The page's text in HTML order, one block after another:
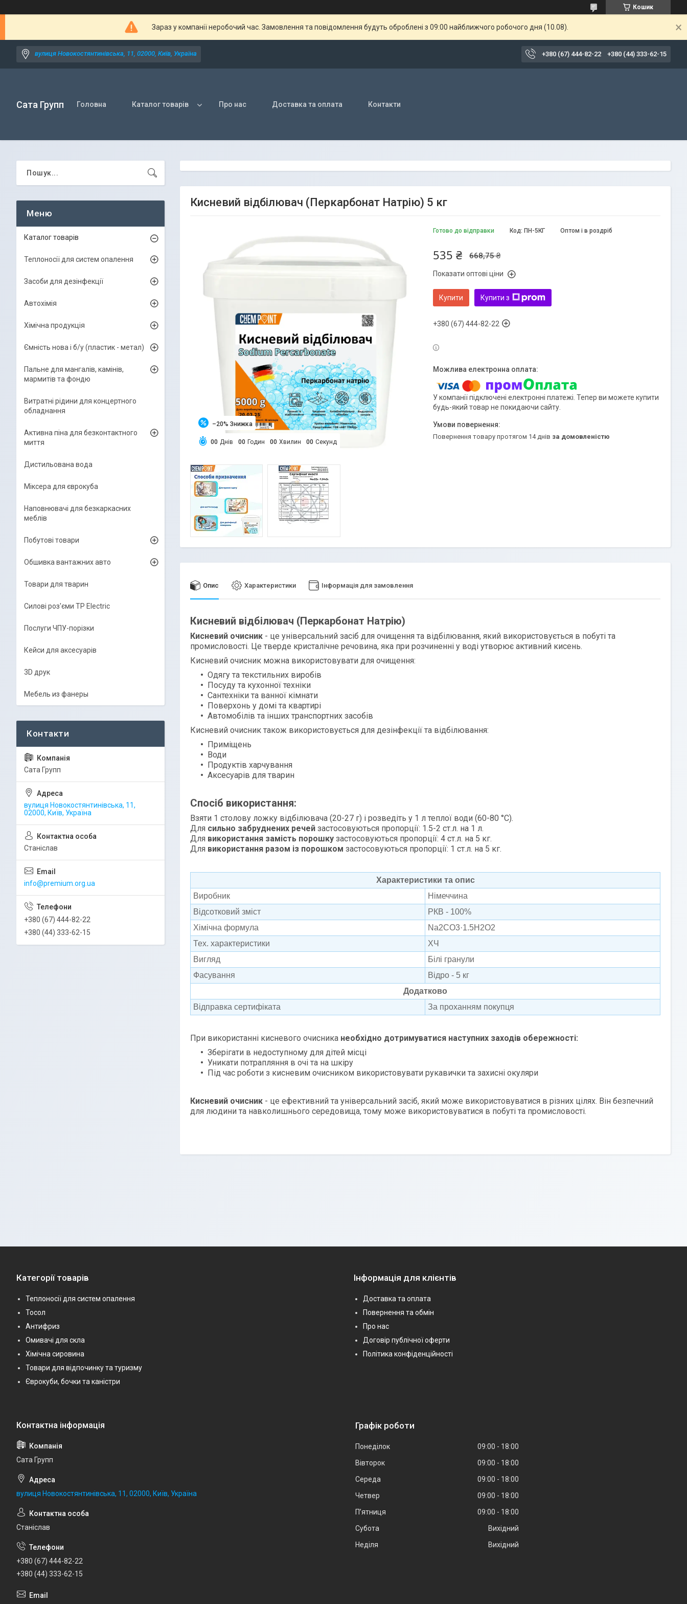
Кошик
Зараз у компанії неробочий час. Замовлення та повідомлення будуть оброблені з 09:00 найближчого робочого дня (10.08).
вулиця Новокостянтинівська, 11, 02000, Київ, Україна +380 (67) 444-82-22 +380 (44) 333-62-15
Сата Групп Головна Каталог товарів Про нас Доставка та оплата Контакти
Кисневий відбілювач (Перкарбонат Натрію) 5 кг
–20%
00 Днів 00 Годин 00 Хвилин 00 Секунд
Готово до відправки Оптом і в роздріб
Код: ПН-5КГ
668,75 ₴
535 ₴
Показати оптові ціни
Купити Купити з
+380 (67) 444-82-22
У компанії підключені електронні платежі. Тепер ви можете купити
будь-який товар не покидаючи сайту.
повернення товару протягом 14 днів за домовленістю
Опис Характеристики Інформація для замовлення
Кисневий відбілювач (Перкарбонат Натрію)
Кисневий очисник - це універсальний засіб для очищення та відбілювання, який використовується в побуті та
промисловості. Це тверде кристалічне речовина, яка при розчиненні у воді утворює активний кисень.
Кисневий очисник можна використовувати для очищення:
Одягу та текстильних виробів
Посуду та кухонної техніки
Сантехніки та ванної кімнати
Поверхонь у домі та квартирі
Автомобілів та інших транспортних засобів
Кисневий очисник також використовується для дезінфекції та відбілювання:
Приміщень
Води
Продуктів харчування
Аксесуарів для тварин
Спосіб використання:
Взяти 1 столову ложку відбілювача (20-27 г) і розведіть у 1 л теплої води (60-80 °C).
Для сильно забруднених речей застосовуються пропорції: 1.5-2 ст.л. на 1 л.
Для використання замість порошку застосовуються пропорції: 4 ст.л. на 5 кг.
Для використання разом із порошком застосовуються пропорції: 1 ст.л. на 5 кг.
Характеристики та опис
Виробник
Німеччина
Відсотковий зміст
РКВ - 100%
Хімічна формула
Na2CO3·1.5H2O2
Тех. характеристики
ХЧ
Вигляд
Білі гранули
Фасування
Відро - 5 кг
Додатково
Відправка сертифіката
За проханням покупця
При використанні кисневого очисника необхідно дотримуватися наступних заходів обережності:
Зберігати в недоступному для дітей місці
Уникати потрапляння в очі та на шкіру
Під час роботи з кисневим очисником використовувати рукавички та захисні окуляри
Кисневий очисник - це ефективний та універсальний засіб, який може використовуватися в різних цілях. Він безпечний
для людини та навколишнього середовища, тому може використовуватися в побуті та промисловості.
Каталог товарів
Теплоносії для систем опалення
Засоби для дезінфекції
Автохімія
Хімічна продукція
Ємність нова і б/y (пластик - метал)
Пальне для мангалів, камінів,
мармитів та фондю
Витратні рідини для концертного
обладнання
Активна піна для безконтактного
миття
Дистильована вода
Міксера для єврокуба
Наповнювачі для безкаркасних
меблів
Побутові товари
Обшивка вантажних авто
Товари для тварин
Силові роз'єми TP Electric
Послуги ЧПУ-порізки
Кейси для аксесуарів
3D друк
Мебель из фанеры
Сата Групп
вулиця Новокостянтинівська, 11,
02000, Київ, Україна
Станіслав
info@premium.org.ua
+380 (67) 444-82-22
+380 (44) 333-62-15
Категорії товарів
Теплоносії для систем опалення
Тосол
Антифриз
Омивачі для скла
Хімічна сировина
Товари для відпочинку та туризму
Єврокуби, бочки та каністри
Інформація для клієнтів
Доставка та оплата
Повернення та обмін
Про нас
Договір публічної оферти
Політика конфіденційності
Сата Групп
вулиця Новокостянтинівська, 11, 02000, Київ, Україна
Станіслав
+380 (67) 444-82-22
+380 (44) 333-62-15
Графік роботи
Понеділок 09:00
18:00
Вівторок
09:00
18:00
Середа
09:00
18:00
Четвер
09:00
18:00
Пʼятниця
09:00
18:00
Субота
Вихідний
Неділя
Вихідний